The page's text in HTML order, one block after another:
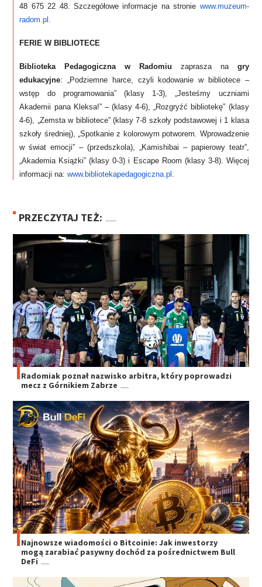
48 675 22 48. Szczegółowe informacje na stronie www.muzeum-
radom.pl .
FERIE W BIBLIOTECE
Biblioteka Pedagogiczna w Radomiu zaprasza na gry
edukacyjne: „Podziemne harce, czyli kodowanie w bibliotece –
wstęp do programowania” (klasy 1-3), „Jesteśmy uczniami
Akademii pana Kleksa!” – (klasy 4-6), „Rozgryźć bibliotekę” (klasy
4-6), „Zemsta w bibliotece” (klasy 7-8 szkoły podstawowej i 1 klasa
szkoły średniej), „Spotkanie z kolorowym potworem. Wprowadzenie
w świat emocji” – (przedszkola), „Kamishibai – papierowy teatr”,
„Akademia Książki” (klasy 0-3) i Escape Room (klasy 3-8). Więcej
informacji na:www.bibliotekapedagogiczna.pl
PRZECZYTAJ TEŻ:
Radomiak poznał nazwisko arbitra, który poprowadzi
mecz z Górnikiem Zabrze
Najnowsze wiadomości o Bitcoinie: Jak inwestorzy
mogą zarabiać pasywny dochód za pośrednictwem Bull
DeFi